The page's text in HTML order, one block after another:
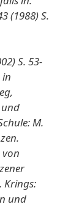
(1988) S.
S. 53-
in
M.
Krings:
und